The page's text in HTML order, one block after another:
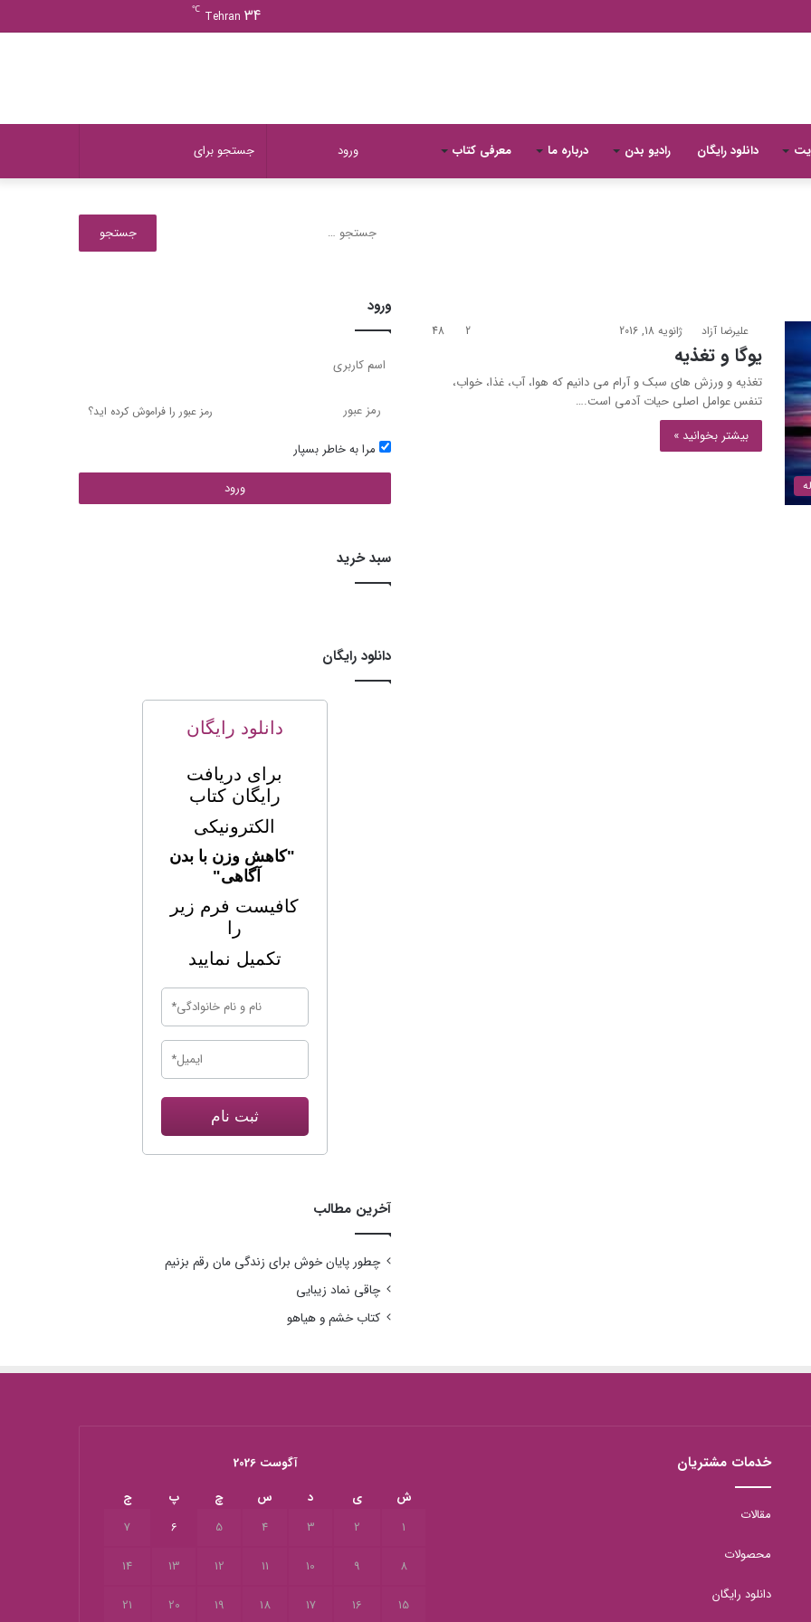
Tehran 34
℃
دانلود رایگان رادیو بدن درباره ما معرفی کتاب ورود
علیرضا آزاد ژانویه 18, 2016 2
48
یوگا و تغذیه
تغذیه و ورزش های سبک و آرام می دانیم که هوا، آب، غذا، خواب،
تنفس عوامل اصلی حیات آدمی است.…
بیشتر بخوانید »
ورود
رمز عبور را فراموش کرده اید؟
مرا به خاطر بسپار
ورود
سبد خرید
دانلود رایگان
دانلود رایگان
برای دریافت
رایگان کتاب
الکترونیکی
"کاهش وزن با بدن
آگاهی"
کافیست فرم زیر
را
تکمیل نمایید
ثبت نام
آخرین مطالب
چطور پایان خوش برای زندگی مان رقم بزنیم
چاقی نماد زیبایی
کتاب خشم و هیاهو
خدمات مشتریان
مقالات
محصولات
دانلود رایگان
آگوست 2026
ش
ی د س چ پ
ج
1
2
3
4
5
6
7
8
9
10
11
12
13
14
15
16
17
18
19
20
21